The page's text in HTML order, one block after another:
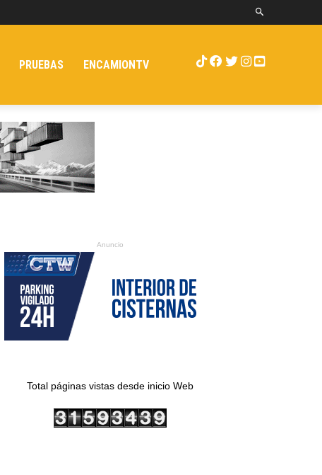
PRUEBAS ENCAMIONTV
Anuncio
Total páginas vistas desde inicio Web